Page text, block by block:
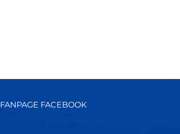
FANPAGE FACEBOOK